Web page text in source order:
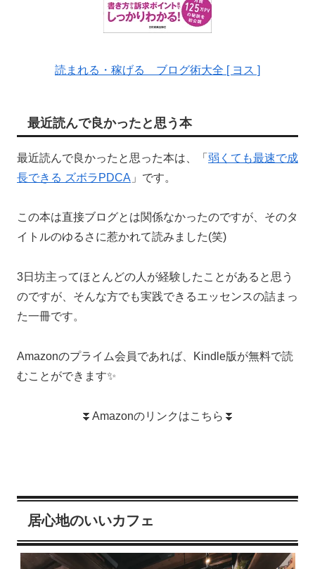
読まれる・稼げる ブログ術大全 [ ヨス ]
最近読んで良かったと思う本
最近読んで良かったと思った本は、「 弱くても最速で成
長できる ズボラPDCA 」です。
この本は直接ブログとは関係なかったのですが、そのタ
イトルのゆるさに惹かれて読みました(笑)
3日坊主ってほとんどの人が経験したことがあると思う
のですが、そんな方でも実践できるエッセンスの詰まっ
た一冊です。
Amazonのプライム会員であれば、Kindle版が無料で読
むことができます✨
⏬Amazonのリンクはこちら⏬
居心地のいいカフェ